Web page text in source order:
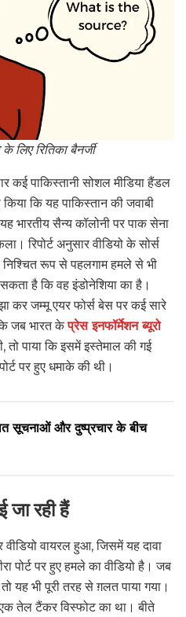
लिए रितिका बैनर्जी
कई पाकिस्तानी सोशल मीडिया हैंडल
कि यह पाकिस्तान की जवाबी
यह भारतीय सैन्य कॉलोनी पर पाक सेना
रिपोर्ट अनुसार वीडियो के सोर्स
निश्चित रूप से पहलगाम हमले से भी
है कि वह इंडोनेशिया का है।
कर जम्मू एयर फोर्स बेस पर कई सारे
जब भारत केप्रेस इनफॉर्मेशन ब्यूरो
पाया कि इसमें इस्तेमाल की गई
पर हुए धमाके की थी।
सूचनाओं और दुष्प्रचार के बीच
रही हैं
वायरल हुआ, जिसमें यह दावा
पोर्ट पर हुए हमले का वीडियो है। जब
यह भी पूरी तरह से ग़लत पाया गया।
तेल टैंकर विस्फोट का था। बीते